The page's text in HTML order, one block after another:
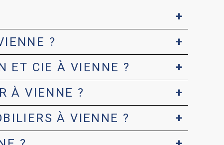
?
ET CIE À VIENNE ?
À VIENNE ?
À VIENNE ?